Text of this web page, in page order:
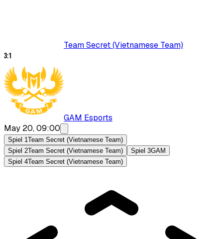
Team Secret (Vietnamese Team)
3:1
GAM Esports
May 20, 09:00
Spiel 1Team Secret (Vietnamese Team)
Spiel 2Team Secret (Vietnamese Team) Spiel 3GAM
Spiel 4Team Secret (Vietnamese Team)